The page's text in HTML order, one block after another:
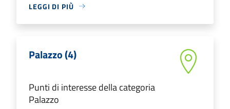
LEGGI DI PIÙ
Palazzo (4)
Punti di interesse della categoria
Palazzo